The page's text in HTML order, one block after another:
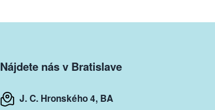
Nájdete nás v Bratislave
J. C. Hronského 4, BA